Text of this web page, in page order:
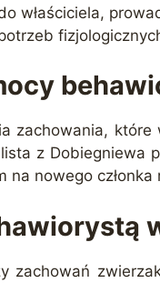
właściciela,
zachowania,
z
na nowego członka
zachowań